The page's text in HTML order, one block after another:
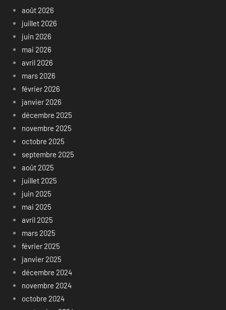
août 2026
juillet 2026
juin 2026
mai 2026
avril 2026
mars 2026
février 2026
janvier 2026
décembre 2025
novembre 2025
octobre 2025
septembre 2025
août 2025
juillet 2025
juin 2025
mai 2025
avril 2025
mars 2025
février 2025
janvier 2025
décembre 2024
novembre 2024
octobre 2024